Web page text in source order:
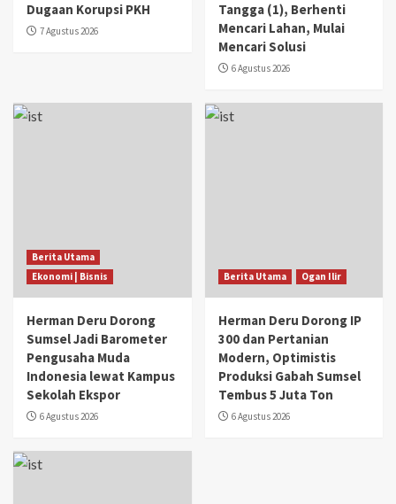
Dugaan Korupsi PKH
7 Agustus 2026
Tangga (1), Berhenti
Mencari Lahan, Mulai
Mencari Solusi
6 Agustus 2026
Berita Utama
Ekonomi | Bisnis
Herman Deru Dorong
Sumsel Jadi Barometer
Pengusaha Muda
Indonesia lewat Kampus
Sekolah Ekspor
6 Agustus 2026
Berita Utama Ogan Ilir
Herman Deru Dorong IP
300 dan Pertanian
Modern, Optimistis
Produksi Gabah Sumsel
Tembus 5 Juta Ton
6 Agustus 2026